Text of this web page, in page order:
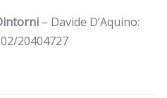
– Davide D’Aquino:
02/20404727